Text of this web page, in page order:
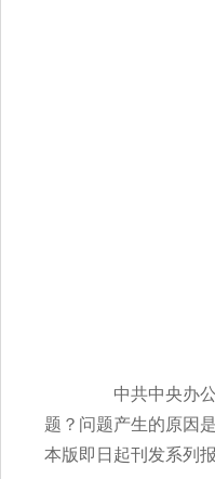
中共中央办公
题？问题产生的原因
本版即日起刊发系列